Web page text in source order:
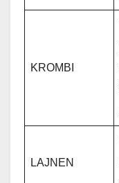
KROMBI
LAJNEN